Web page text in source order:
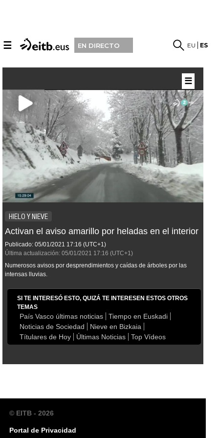
☰ EN DIRECTO EU ES
HIELO Y NIEVE
Activan el aviso amarillo por heladas en el interior
Publicado: 05/01/2021 17:16 (UTC+1)
Última actualización: 05/01/2021 17:16 (UTC+1)
Numerosos avisos por desprendimientos y caídas de árboles por las
intensas lluvias.
SI TE INTERESÓ ESTO, QUIZÁ TE INTERESEN ESTOS OTROS
TEMAS
País Vasco últimas noticias
Tiempo en Euskadi
Noticias de Sociedad
Nieve en Bizkaia
Títulares de Hoy
Últimas Noticias Top Vídeos
☰
© EITB - 2026
Portal de Privacidad